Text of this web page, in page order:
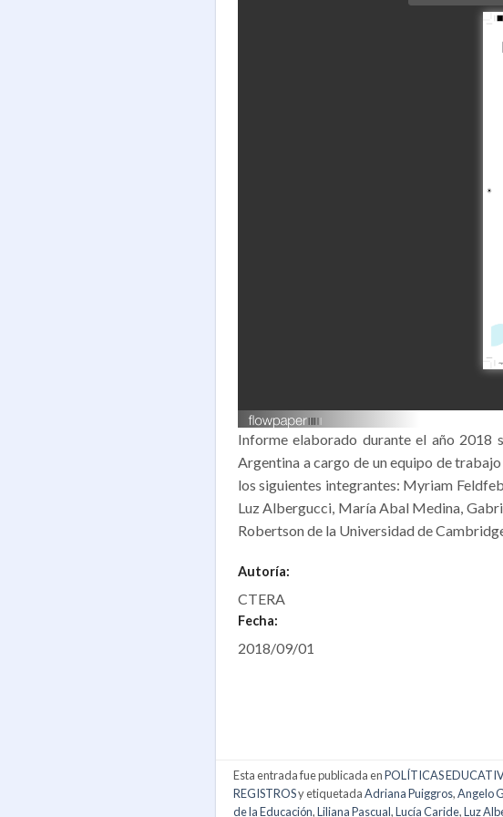
Informe elaborado durante el año 2018
Argentina a cargo de un equipo de
los siguientes integrantes: Myriam
Luz Albergucci, María Abal Medina,
Robertson de la Universidad de
Autoría:
CTERA
Fecha:
2018/09/01
Esta entrada fue publicada enPOLÍTICAS
REGISTROSy etiquetadaAdriana Puiggros,Angelo
de la Educación,Liliana Pascual,Lucía Caride,Luz